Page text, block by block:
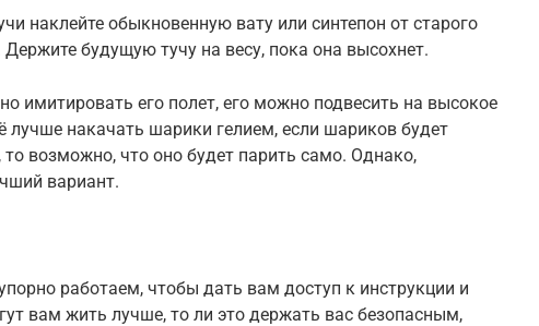
наклейте обыкновенную вату или синтепон от старого
Держите будущую тучу на весу, пока она высохнет.
имитировать его полет, его можно подвесить на высокое
лучше накачать шарики гелием, если шариков будет
возможно, что оно будет парить само. Однако,
вариант.
работаем, чтобы дать вам доступ к инструкции и
вам жить лучше, то ли это держать вас безопасным,